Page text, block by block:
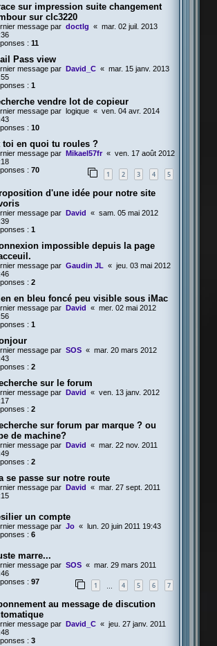
sur impression suite changement
sur clc3220
message par doctlg « mar. 02 juil. 2013
: 11
Pass view
message par David_C « mar. 15 janv. 2013
: 1
vendre lot de copieur
message par logique « ven. 04 avr. 2014
: 10
toi en quoi tu roules ?
message par Mikael57fr « ven. 17 août 2012
: 70 1 2 3 4 5
d'une idée pour notre site
message par David « sam. 05 mai 2012
: 1
impossible depuis la page
message par Gaudin JL « jeu. 03 mai 2012
: 2
en bleu foncé peu visible sous iMac
message par David « mer. 02 mai 2012
: 1
message par SOS « mar. 20 mars 2012
: 2
sur le forum
message par David « ven. 13 janv. 2012
: 2
sur forum par marque ? ou
de machine?
message par David « mar. 22 nov. 2011
: 2
se passe sur notre route
message par David « mar. 27 sept. 2011
un compte
message par Jo « lun. 20 juin 2011 19:43
: 6
marre...
message par SOS « mar. 29 mars 2011
: 97 1 4 5 6 7
au message de discution
message par David_C « jeu. 27 janv. 2011
: 3